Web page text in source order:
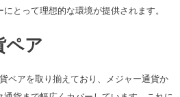
とって理想的な環境が提供されます。
ペア
ペアを取り揃えており、メジャー通貨か